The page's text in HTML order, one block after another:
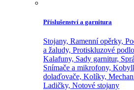
Příslušenství a garnitura
Stojany, Ramenní opěrky,
a žaludy, Protiskluzové
Kalafuny, Sady garnitur,
Snímače a mikrofony,
dolaďovače, Kolíky,
Ladičky, Notové stojany